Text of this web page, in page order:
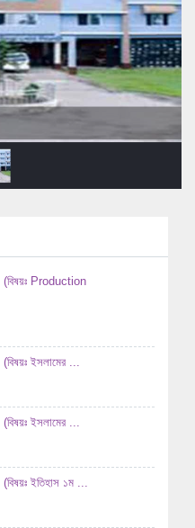
(বিষয়ঃ Production
ইসলামের ...
ইসলামের ...
ইতিহাস ১ম ...